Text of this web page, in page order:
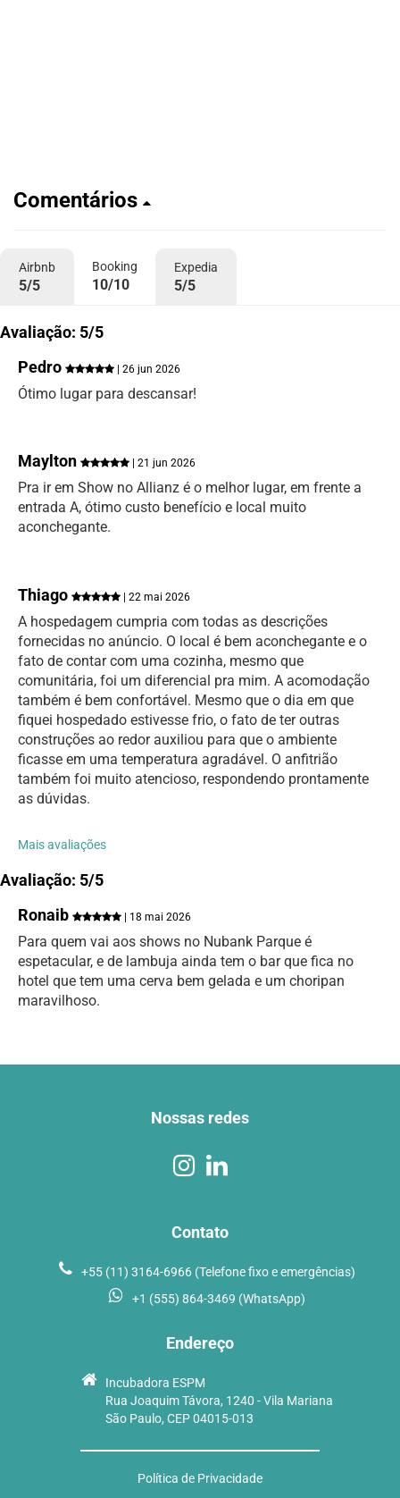
Comentários
Airbnb
5/5
Booking
10/10
Expedia
5/5
Avaliação: 5/5
Pedro
| 26 jun 2026
Ótimo lugar para descansar!
Maylton | 21 jun 2026
Pra ir em Show no Allianz é o melhor lugar, em frente a
entrada A, ótimo custo benefício e local muito
aconchegante.
Thiago | 22 mai 2026
A hospedagem cumpria com todas as descrições
fornecidas no anúncio. O local é bem aconchegante e o
fato de contar com uma cozinha, mesmo que
comunitária, foi um diferencial pra mim. A acomodação
também é bem confortável. Mesmo que o dia em que
fiquei hospedado estivesse frio, o fato de ter outras
construções ao redor auxiliou para que o ambiente
ficasse em uma temperatura agradável. O anfitrião
também foi muito atencioso, respondendo prontamente
as dúvidas.
Mais avaliações
Avaliação: 5/5
Ronaib
| 18 mai 2026
Para quem vai aos shows no Nubank Parque é
espetacular, e de lambuja ainda tem o bar que fica no
hotel que tem uma cerva bem gelada e um choripan
maravilhoso.
Nossas redes
Contato
+55 (11) 3164-6966 (Telefone fixo e emergências)
+1 (555) 864-3469 (WhatsApp)
Endereço
Incubadora ESPM
Rua Joaquim Távora, 1240 - Vila Mariana
São Paulo, CEP 04015-013
Política de Privacidade